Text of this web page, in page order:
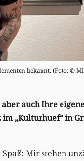
bekannt. (Foto: ©
auch Ihre
„Kulturhuef“ in
Mir stehen